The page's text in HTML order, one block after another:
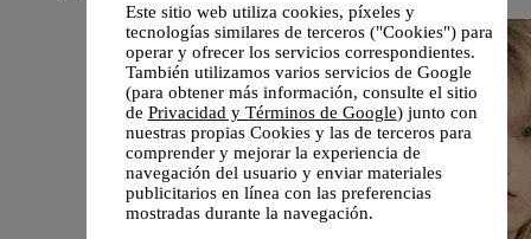
Este sitio web utiliza cookies, píxeles y
tecnologías similares de terceros ("Cookies") para
operar y ofrecer los servicios correspondientes.
También utilizamos varios servicios de Google
(para obtener más información, consulte el sitio
de Privacidad y Términos de Google) junto con
nuestras propias Cookies y las de terceros para
comprender y mejorar la experiencia de
navegación del usuario y enviar materiales
publicitarios en línea con las preferencias
mostradas durante la navegación.